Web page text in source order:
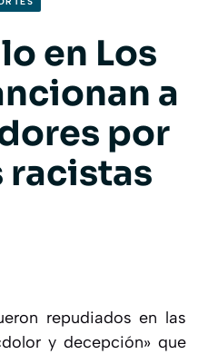
en Los
a
por
racistas
repudiados en las
y decepción» que